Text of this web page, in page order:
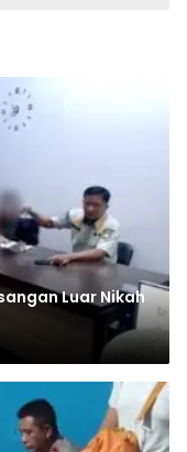
Luar Nikah